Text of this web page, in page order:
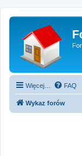
Więcej… FAQ
Wykaz forów